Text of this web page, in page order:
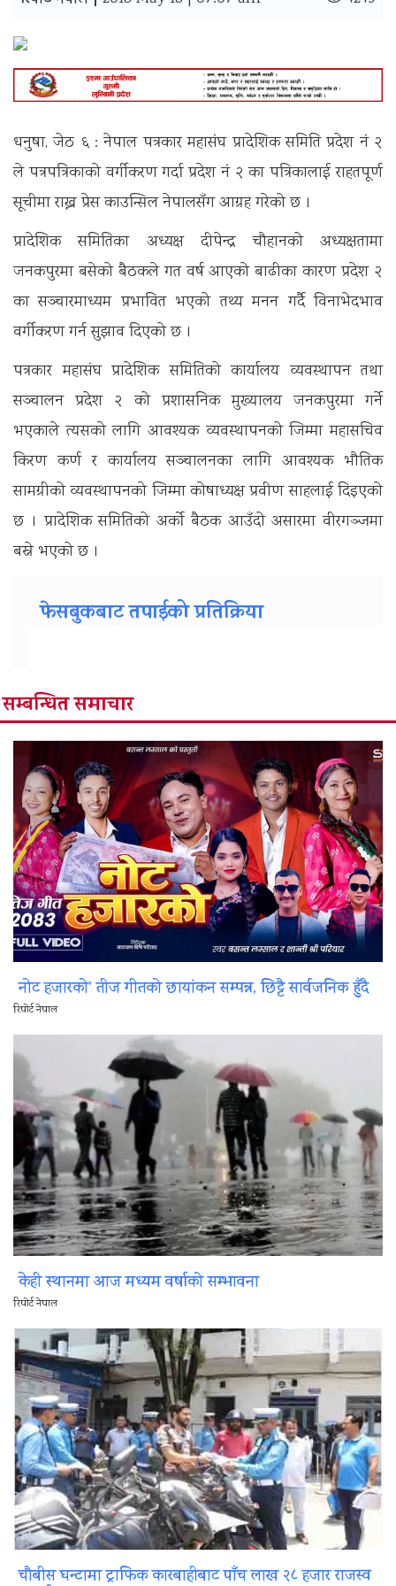
धनुषा, जेठ ६ : नेपाल पत्रकार महासंघ प्रादेशिक समिति प्रदेश नं २
ले पत्रपत्रिकाको वर्गीकरण गर्दा प्रदेश नं २ का पत्रिकालाई राहतपूर्ण
सूचीमा राख्न प्रेस काउन्सिल नेपालसँग आग्रह गरेको छ ।
प्रादेशिक समितिका अध्यक्ष दीपेन्द्र चौहानको अध्यक्षतामा
जनकपुरमा बसेको बैठकले गत वर्ष आएको बाढीका कारण प्रदेश २
का सञ्चारमाध्यम प्रभावित भएको तथ्य मनन गर्दै विनाभेदभाव
वर्गीकरण गर्न सुझाव दिएको छ ।
पत्रकार महासंघ प्रादेशिक समितिको कार्यालय व्यवस्थापन तथा
सञ्चालन प्रदेश २ को प्रशासनिक मुख्यालय जनकपुरमा गर्ने
भएकाले त्यसको लागि आवश्यक व्यवस्थापनको जिम्मा महासचिव
किरण कर्ण र कार्यालय सञ्चालनका लागि आवश्यक भौतिक
सामग्रीको व्यवस्थापनको जिम्मा कोषाध्यक्ष प्रवीण साहलाई दिइएको
छ । प्रादेशिक समितिको अर्को बैठक आउँदो असारमा वीरगञ्जमा
बस्ने भएको छ ।
फेसबुकबाट तपाईको प्रतिक्रिया
सम्बन्धित समाचार
नोट हजारको’ तीज गीतको छायांकन सम्पन्न, छिट्टै सार्वजनिक हुँदै
रिपोर्ट नेपाल
केही स्थानमा आज मध्यम वर्षाको सम्भावना
रिपोर्ट नेपाल
चौबीस घन्टामा ट्राफिक कारबाहीबाट पाँच लाख २८ हजार राजस्व